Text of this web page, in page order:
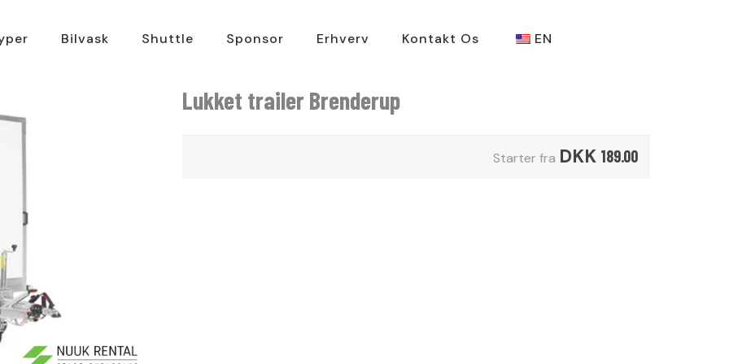
Bilvask Shuttle Sponsor Erhverv Kontakt Os EN
Lukket trailer Brenderup
Starter fra DKK 189.00